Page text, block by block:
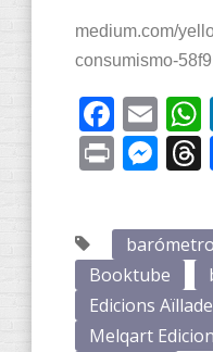
medium.com/
consumismo-
Print
Booktube
Edicions
Melqart